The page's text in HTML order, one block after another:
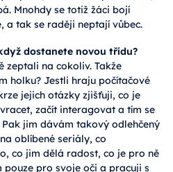
Mnohdy se totiž žáci bojí
a tak se raději neptají vůbec.
dostanete novou třídu?
zeptali na cokoliv. Takže
holku? Jestli hraju počítačové
jejich otázky zjišťuji, co je
začít interagovat a tím se
jim dávám takový odlehčený
oblíbené seriály, co
co jim dělá radost, co je pro ně
pouze pro svoje oči a pracuji s